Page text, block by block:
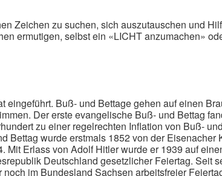
Zeichen zu suchen, sich auszutauschen und
ermutigen, selbst ein «LICHT anzumachen»
Buß- und Bettage gehen auf einen
Der erste evangelische Buß- und Bettag
zu einer regelrechten Inflation von Buß-
Bettag wurde erstmals 1852 von der
Erlass von Adolf Hitler wurde er 1939 auf
Deutschland gesetzlicher Feiertag. Seit
noch im Bundesland Sachsen arbeitsfreier